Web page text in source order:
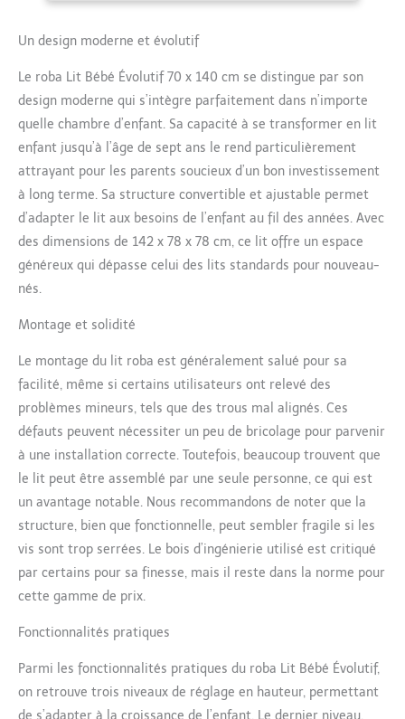
; Supporte un poids
RÉGLABLE EN HAUTEUR :
équipé d'un sommier à
lattes réglable en
hauteur sur 3 niveaux,
vous permettant de
l'ajuster de manière
optimale à la croissance
de votre petit ange 3
BARREAUX AMOVIBLES :
grâce à ses 3 barreaux
amovibles, ce lit combiné
offre à votre enfant la
assurant sa sécurité
QUALITÉ ET SÉCURITÉ
CERTIFIÉES : ce lit
évolutif a été conçu en
Allemagne, en
conformité avec les
dernières normes de
sécurité EN 716 - 1:2017
+ AC:2019, garantissant
ainsi une qualité et une
sécurité inégalées
SPÉCIFICATIONS :
Dimensions : L 142 x P 78
kg ; Tranche d'âge : de 0
à 7 ans ; Couleur : taupe
Un design moderne et évolutif
Le roba Lit Bébé Évolutif 70 x 140 cm se distingue par son
design moderne qui s’intègre parfaitement dans n’importe
quelle chambre d’enfant. Sa capacité à se transformer en lit
enfant jusqu’à l’âge de sept ans le rend particulièrement
attrayant pour les parents soucieux d’un bon investissement
à long terme. Sa structure convertible et ajustable permet
d’adapter le lit aux besoins de l’enfant au fil des années. Avec
des dimensions de 142 x 78 x 78 cm, ce lit offre un espace
généreux qui dépasse celui des lits standards pour nouveau-
nés.
Montage et solidité
Le montage du lit roba est généralement salué pour sa
facilité, même si certains utilisateurs ont relevé des
problèmes mineurs, tels que des trous mal alignés. Ces
défauts peuvent nécessiter un peu de bricolage pour parvenir
à une installation correcte. Toutefois, beaucoup trouvent que
le lit peut être assemblé par une seule personne, ce qui est
un avantage notable. Nous recommandons de noter que la
structure, bien que fonctionnelle, peut sembler fragile si les
vis sont trop serrées. Le bois d’ingénierie utilisé est critiqué
par certains pour sa finesse, mais il reste dans la norme pour
cette gamme de prix.
Fonctionnalités pratiques
Parmi les fonctionnalités pratiques du roba Lit Bébé Évolutif,
on retrouve trois niveaux de réglage en hauteur, permettant